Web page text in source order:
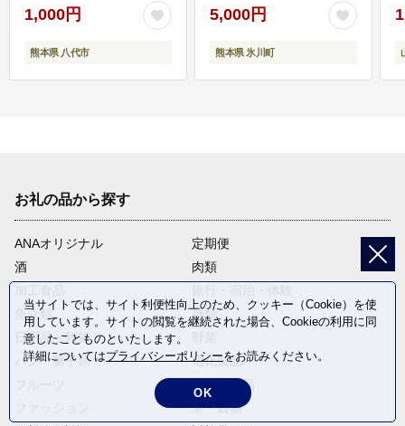
1,000円
熊本県 八代市
5,000円
熊本県 氷川町
お礼の品から探す
ANAオリジナル
定期便
酒
肉類
魚介類
麺類
日用品・雑貨
パン・菓子類
電化製品
卵・乳製品
米・穀物
当サイトでは、サイト利便性向上のため、クッキー（Cookie）を使
用しています。サイトの閲覧を継続された場合、Cookieの利用に同
意したことものといたします。
詳細についてはプライバシーポリシーをお読みください。
OK